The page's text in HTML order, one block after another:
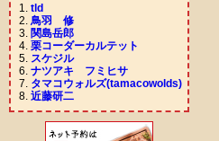
tld
鳥羽 修
関島岳郎
栗コーダーカルテット
スケジル
ナツアキ フミヒサ
タマコウォルズ(tamacowolds)
近藤研二